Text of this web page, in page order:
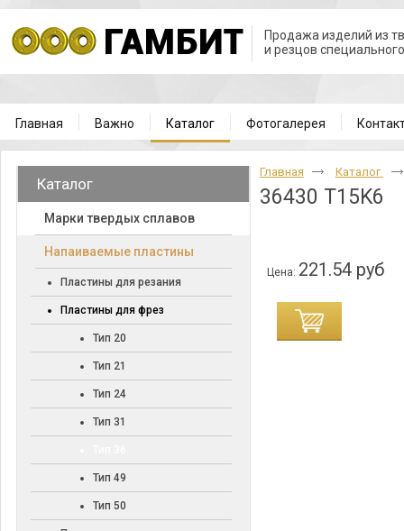
Продажа изделий из
и резцов
Главная Важно Каталог Фотогалерея
Каталог
Марки твердых сплавов
Напаиваемые пластины
Пластины для резания
Пластины для фрез
Тип 20
Тип 21
Тип 24
Тип 31
Тип 49
Тип 50
Главная Каталог
36430 T15K6
Цена: 221.54 руб